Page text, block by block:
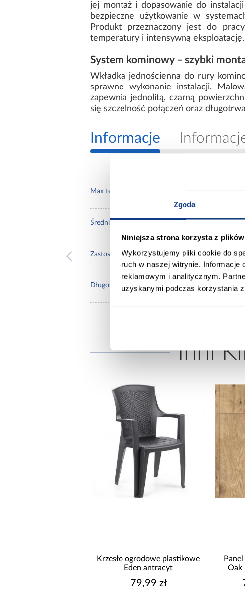
Zgoda
Niniejsza strona korzysta z
Wykorzystujemy pliki cookie do
ruch w naszej witrynie. Informacje
reklamowym i analitycznym.
uzyskanymi podczas korzystania z
jej montaż i dopasowanie do
bezpieczne użytkowanie w
Produkt przeznaczony jest do
temperatury i intensywną eksploatację.
System kominowy – szybki
Wkładka jednościenna do rury
sprawne wykonanie instalacji.
zapewnia jednolitą, czarną
się szczelność połączeń oraz
Informacje
Max temperatura pracy:
Średnica [mm]:
Zastosowanie/przenaczenie: przewody
Długość [m]: 0,12
Inni
Krzesło ogrodowe plastikowe
Eden antracyt
79,99 zł
Oak